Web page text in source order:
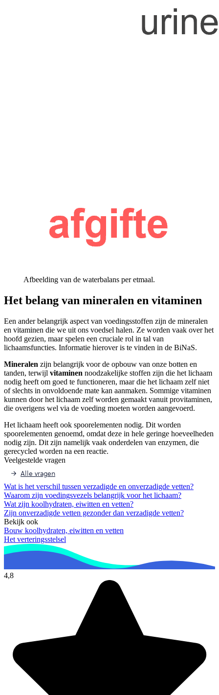
Afbeelding van de waterbalans per etmaal.
Het belang van mineralen en vitaminen
Een ander belangrijk aspect van voedingsstoffen zijn de mineralen
en vitaminen die we uit ons voedsel halen. Ze worden vaak over het
hoofd gezien, maar spelen een cruciale rol in tal van
lichaamsfuncties. Informatie hierover is te vinden in de BiNaS.
Mineralen zijn belangrijk voor de opbouw van onze botten en
tanden, terwijl vitaminen noodzakelijke stoffen zijn die het lichaam
nodig heeft om goed te functioneren, maar die het lichaam zelf niet
of slechts in onvoldoende mate kan aanmaken. Sommige vitaminen
kunnen door het lichaam zelf worden gemaakt vanuit provitaminen,
die overigens wel via de voeding moeten worden aangevoerd.
Het lichaam heeft ook spoorelementen nodig. Dit worden
spoorelementen genoemd, omdat deze in hele geringe hoeveelheden
nodig zijn. Dit zijn namelijk vaak onderdelen van enzymen, die
gerecycled worden na een reactie.
Veelgestelde vragen
Alle vragen
Wat is het verschil tussen verzadigde en onverzadigde vetten?
Waarom zijn voedingsvezels belangrijk voor het lichaam?
Wat zijn koolhydraten, eiwitten en vetten?
Zijn onverzadigde vetten gezonder dan verzadigde vetten?
Bekijk ook
Bouw koolhydraten, eiwitten en vetten
Het verteringsstelsel
4,8